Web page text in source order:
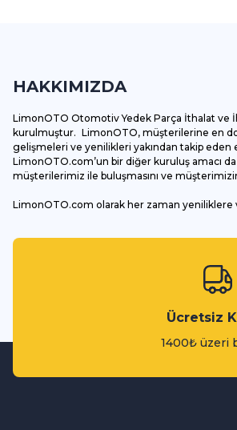
Ürün bilgilerinde hatalar bulunuyor.
Bu ürüne benzer farklı alternatifler
HAKKIMIZDA
LimonOTO Otomotiv Yedek Parça İthalat ve
kurulmuştur. LimonOTO, müşterilerine en
gelişmeleri ve yenilikleri yakından takip
LimonOTO.com’un bir diğer kuruluş amacı
müşterilerimiz ile buluşmasını ve
LimonOTO.com olarak her zaman yeniliklere
Ücretsiz
1400₺ üzeri